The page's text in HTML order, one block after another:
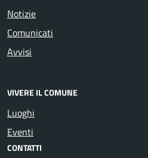
Notizie
Comunicati
Avvisi
VIVERE IL COMUNE
Luoghi
Eventi
CONTATTI